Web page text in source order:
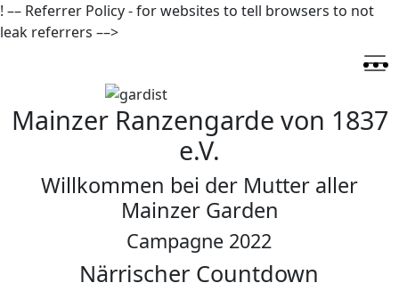
! –– Referrer Policy - for websites to tell browsers to not
leak referrers ––>
Mainzer Ranzengarde von 1837
e.V.
Willkommen bei der Mutter aller
Mainzer Garden
Campagne 2022
Närrischer Countdown